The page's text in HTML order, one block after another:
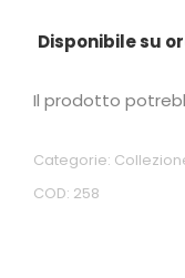
Disponibile su
Il prodotto
COD: 258
Categorie: